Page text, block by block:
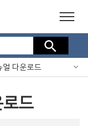
검색
얼 다운로드
드